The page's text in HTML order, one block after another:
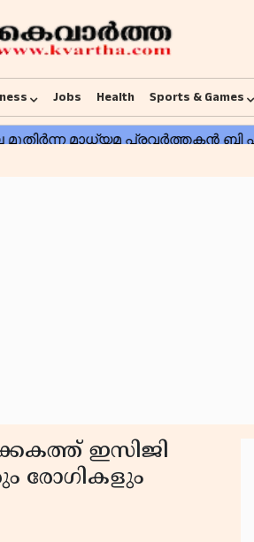
Jobs Health Sports & Games
ഇസിജി
രോഗികളും